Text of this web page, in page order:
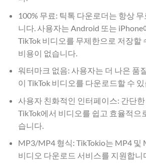
100% 무료: 틱톡 다운로더는 항상
니다. 사용자는 Android 또는 iPhone
TikTok 비디오를 무제한으로 저장할
비용이 없습니다.
워터마크 없음: 사용자는 더 나은 품
이 TikTok 비디오를 다운로드할 수
사용자 친화적인 인터페이스: 간단
TikTok에서 비디오를 쉽고 효율적으
습니다.
MP3/MP4 형식: TikTokio는 MP4 및
비디오 다운로드 서비스를 지원합니